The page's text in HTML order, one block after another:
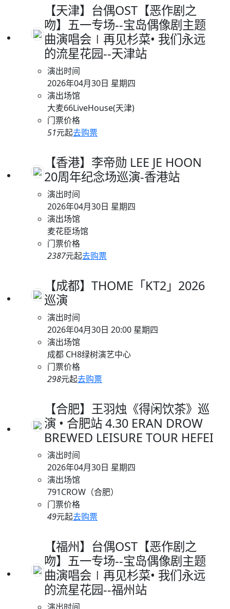
【天津】台偶OST【恶作剧之
吻】五一专场--宝岛偶像剧主题
曲演唱会∣再见杉菜• 我们永远
的流星花园--天津站
演出时间
2026年04月30日 星期四
演出场馆
大麦66LiveHouse(天津)
门票价格
51元起去购票
【香港】李帝勋 LEE JE HOON
20周年纪念场巡演-香港站
演出时间
2026年04月30日 星期四
演出场馆
麦花臣场馆
门票价格
2387元起去购票
【成都】THOME「KT2」2026
巡演
演出时间
2026年04月30日 20:00 星期四
演出场馆
成都 CH8绿树演艺中心
门票价格
298元起去购票
【合肥】王羽烛《得闲饮茶》巡
演 • 合肥站 4.30 ERAN DROW
BREWED LEISURE TOUR HEFEI
演出时间
2026年04月30日 星期四
演出场馆
791CROW（合肥）
门票价格
49元起去购票
【福州】台偶OST【恶作剧之
吻】五一专场--宝岛偶像剧主题
曲演唱会∣再见杉菜• 我们永远
的流星花园--福州站